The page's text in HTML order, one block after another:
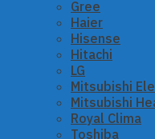
Gree
Haier
Hisense
Hitachi
LG
Mitsubishi
Mitsubishi
Royal Clima
Toshiba